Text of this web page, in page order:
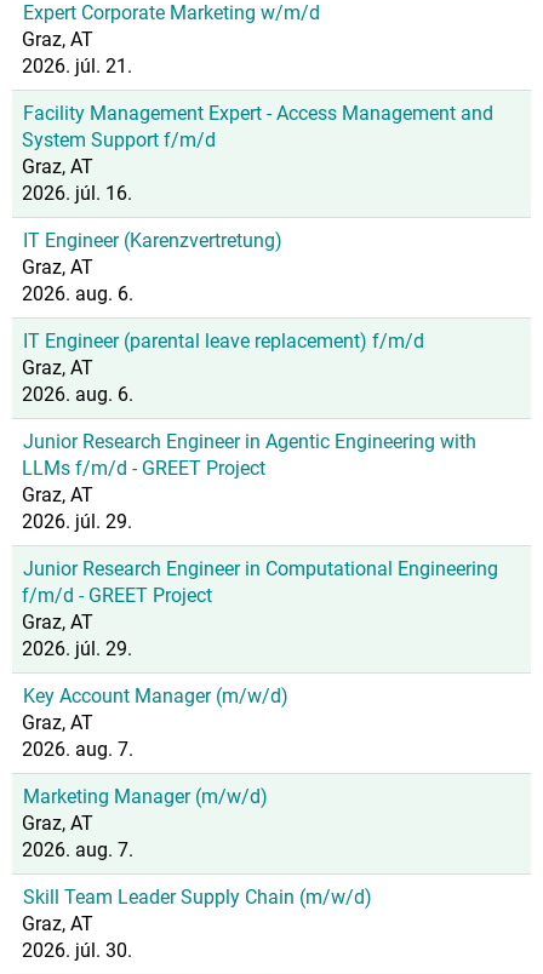
Expert Corporate Marketing w/m/d
Graz, AT
2026. júl. 21.
Facility Management Expert - Access Management and
System Support f/m/d
Graz, AT
2026. júl. 16.
IT Engineer (Karenzvertretung)
Graz, AT
2026. aug. 6.
IT Engineer (parental leave replacement) f/m/d
Graz, AT
2026. aug. 6.
Junior Research Engineer in Agentic Engineering with
LLMs f/m/d - GREET Project
Graz, AT
2026. júl. 29.
Junior Research Engineer in Computational Engineering
f/m/d - GREET Project
Graz, AT
2026. júl. 29.
Key Account Manager (m/w/d)
Graz, AT
2026. aug. 7.
Marketing Manager (m/w/d)
Graz, AT
2026. aug. 7.
Skill Team Leader Supply Chain (m/w/d)
Graz, AT
2026. júl. 30.